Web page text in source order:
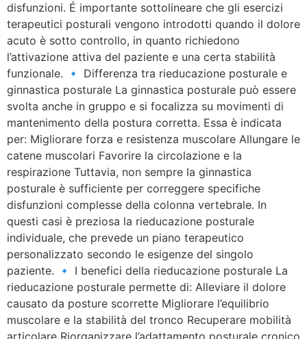
disfunzioni. É importante sottolineare che gli esercizi
terapeutici posturali vengono introdotti quando il dolore
acuto è sotto controllo, in quanto richiedono
l’attivazione attiva del paziente e una certa stabilità
funzionale. 🔹 Differenza tra rieducazione posturale e
ginnastica posturale La ginnastica posturale può essere
svolta anche in gruppo e si focalizza su movimenti di
mantenimento della postura corretta. Essa è indicata
per: Migliorare forza e resistenza muscolare Allungare le
catene muscolari Favorire la circolazione e la
respirazione Tuttavia, non sempre la ginnastica
posturale è sufficiente per correggere specifiche
disfunzioni complesse della colonna vertebrale. In
questi casi è preziosa la rieducazione posturale
individuale, che prevede un piano terapeutico
personalizzato secondo le esigenze del singolo
paziente. 🔹 I benefici della rieducazione posturale La
rieducazione posturale permette di: Alleviare il dolore
causato da posture scorrette Migliorare l’equilibrio
muscolare e la stabilità del tronco Recuperare mobilità